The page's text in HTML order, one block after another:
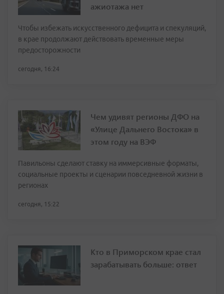
ажиотажа нет
Чтобы избежать искусственного дефицита и спекуляций,
в крае продолжают действовать временные меры
предосторожности
сегодня, 16:24
Чем удивят регионы ДФО на
«Улице Дальнего Востока» в
этом году на ВЭФ
Павильоны сделают ставку на иммерсивные форматы,
социальные проекты и сценарии повседневной жизни в
регионах
сегодня, 15:22
Кто в Приморском крае стал
зарабатывать больше: ответ